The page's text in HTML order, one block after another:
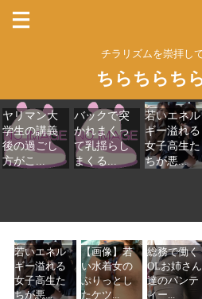
チラリズムを崇拝し
ちらちらち